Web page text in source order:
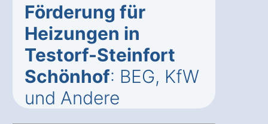
Förderung für
Heizungen in
Testorf-Steinfort
Schönhof: BEG, KfW
und Andere